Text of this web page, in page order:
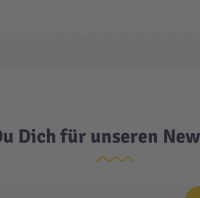
Dich für unseren